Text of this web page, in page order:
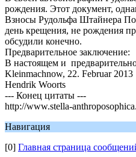
рождения. Этот документ,
Взносы Рудольфа Штайнера
день крещения, не рождения
обсудили конечно.
Предварительное заключение:
В настоящем и
Kleinmachnow, 22. Februar 2013
Hendrik Woorts
--- Конец цитаты ---
http://www.stella-
Навигация
[0] Главная страница